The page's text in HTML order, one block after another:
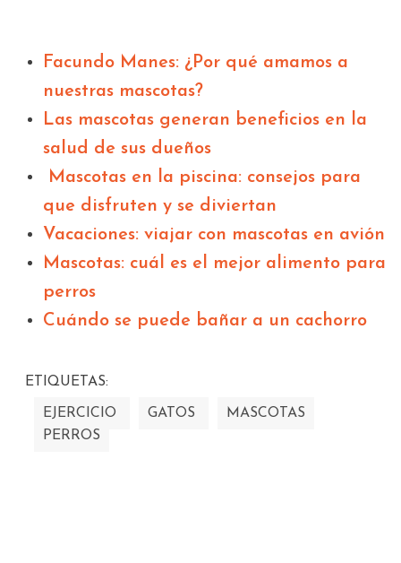
Facundo Manes: ¿Por qué amamos a
nuestras mascotas?
Las mascotas generan beneficios en la
salud de sus dueños
Mascotas en la piscina: consejos para
que disfruten y se diviertan
Vacaciones: viajar con mascotas en avión
Mascotas: cuál es el mejor alimento para
perros
Cuándo se puede bañar a un cachorro
ETIQUETAS:
EJERCICIO GATOS
MASCOTAS
PERROS